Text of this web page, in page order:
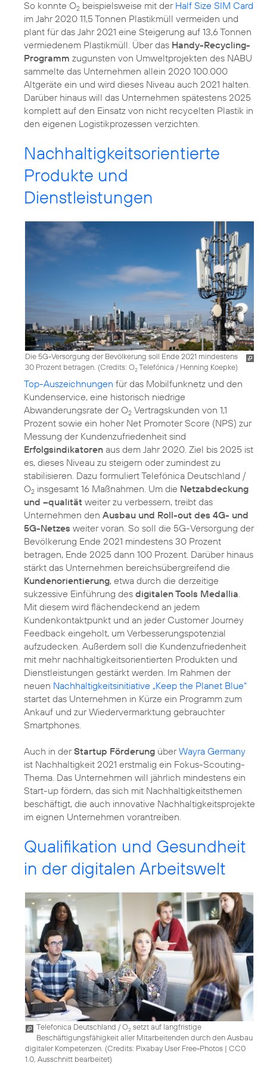
So konnte O2 beispielsweise mit der Half Size SIM Card
im Jahr 2020 11,5 Tonnen Plastikmüll vermeiden und
plant für das Jahr 2021 eine Steigerung auf 13,6 Tonnen
vermiedenem Plastikmüll. Über das Handy-Recycling-
Programm zugunsten von Umweltprojekten des NABU
sammelte das Unternehmen allein 2020 100.000
Altgeräte ein und wird dieses Niveau auch 2021 halten.
Darüber hinaus will das Unternehmen spätestens 2025
komplett auf den Einsatz von nicht recycelten Plastik in
den eigenen Logistikprozessen verzichten.
Nachhaltigkeitsorientierte
Produkte und
Dienstleistungen
Die 5G-Versorgung der Bevölkerung soll Ende 2021 mindestens
30 Prozent betragen. (Credits: O2Telefónica / Henning Koepke)
Top-Auszeichnungen für das Mobilfunknetz und den
Kundenservice, eine historisch niedrige
Abwanderungsrate der O2 Vertragskunden von 1,1
Prozent sowie ein hoher Net Promoter Score (NPS) zur
Messung der Kundenzufriedenheit sind
Erfolgsindikatoren aus dem Jahr 2020. Ziel bis 2025 ist
es, dieses Niveau zu steigern oder zumindest zu
stabilisieren. Dazu formuliert Telefónica Deutschland /
O2 insgesamt 16 Maßnahmen. Um die Netzabdeckung
und –qualität weiter zu verbessern, treibt das
Unternehmen den Ausbau und Roll-out des 4G- und
5G-Netzes weiter voran. So soll die 5G-Versorgung der
Bevölkerung Ende 2021 mindestens 30 Prozent
betragen, Ende 2025 dann 100 Prozent. Darüber hinaus
stärkt das Unternehmen bereichsübergreifend die
Kundenorientierung, etwa durch die derzeitige
sukzessive Einführung des digitalen Tools Medallia
Mit diesem wird flächendeckend an jedem
Kundenkontaktpunkt und an jeder Customer Journey
Feedback eingeholt, um Verbesserungspotenzial
aufzudecken. Außerdem soll die Kundenzufriedenheit
mit mehr nachhaltigkeitsorientierten Produkten und
Dienstleistungen gestärkt werden. Im Rahmen der
neuen Nachhaltigkeitsinitiative „Keep the Planet Blue“
startet das Unternehmen in Kürze ein Programm zum
Ankauf und zur Wiedervermarktung gebrauchter
Smartphones.
Auch in derStartup Förderung überWayra Germany
ist Nachhaltigkeit 2021 erstmalig ein Fokus-Scouting-
Thema. Das Unternehmen will jährlich mindestens ein
Start-up fördern, das sich mit Nachhaltigkeitsthemen
beschäftigt, die auch innovative Nachhaltigkeitsprojekte
im eignen Unternehmen vorantreiben.
Qualifikation und Gesundheit
in der digitalen Arbeitswelt
Telefonica Deutschland / O2 setzt auf langfristige
Beschäftigungsfähigkeit aller Mitarbeitenden durch den Ausbau
digitaler Kompetenzen. (Credits: Pixabay User Free-Photos | CC0
1.0, Ausschnitt bearbeitet)